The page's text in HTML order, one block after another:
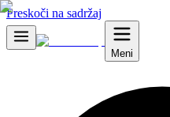
Preskoči na sadržaj
Meni